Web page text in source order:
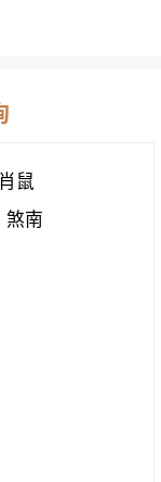
鼠
煞南